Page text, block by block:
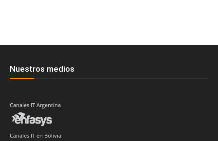
Nuestros medios
Canales IT Argentina
Canales IT en Bolivia